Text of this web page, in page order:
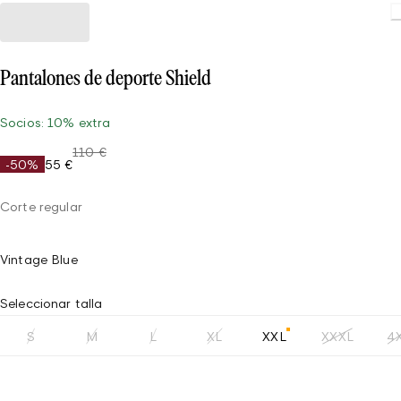
Pantalones de deporte Shield
Socios: 10% extra
-50% 55 €
110 €
Corte regular
Vintage Blue
Seleccionar talla
S M L XL XXL XXXL